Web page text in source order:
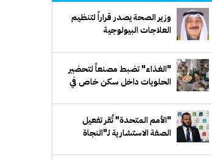
وزير الصحة يصدر قراراً لتنظيم
العلاجات البيولوجية
"الغذاء" تضبط مصنعاً لتحضير
الحلويات داخل سكن خاص في
"الأمم المتحدة" تُقر تفعيل
الصفة الاستشارية لـ"النجاة